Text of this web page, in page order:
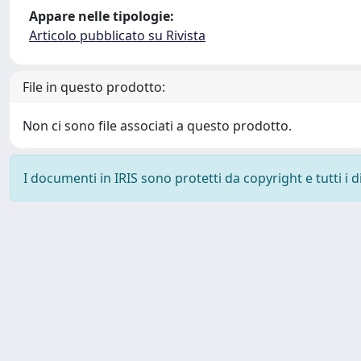
Appare nelle tipologie:
Articolo pubblicato su Rivista
File in questo prodotto:
Non ci sono file associati a questo prodotto.
I documenti in IRIS sono protetti da copyright e tutti i